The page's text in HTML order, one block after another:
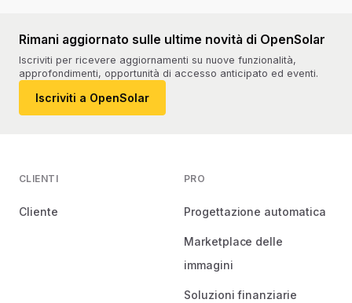
Rimani aggiornato sulle ultime novità di OpenSolar
Iscriviti per ricevere aggiornamenti su nuove funzionalità,
approfondimenti, opportunità di accesso anticipato ed eventi.
Iscriviti a OpenSolar
CLIENTI
Cliente
PRO
Progettazione automatica
Marketplace delle
immagini
Soluzioni finanziarie